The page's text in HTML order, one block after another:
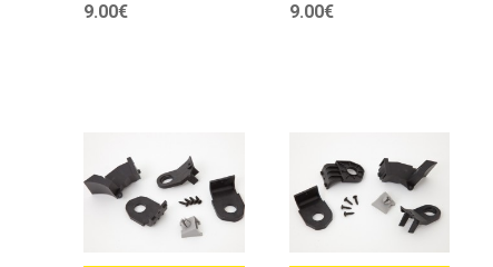
9.00€ 9.00€